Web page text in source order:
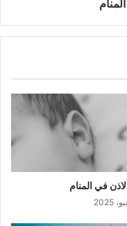
في المنام